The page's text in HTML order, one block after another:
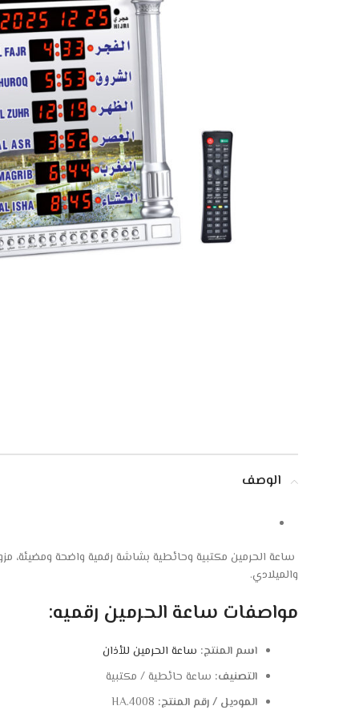
الوصف
ساعة الحرمين مكتبية وحائطية بشاشة رقمية واضحة ومضيئة،
والميلادي.
مواصفات ساعة الحرمين رقميه:
اسم المنتج: ساعة الحرمين للأذان
التصنيف: ساعة حائطية / مكتبية
الموديل / رقم المنتج: